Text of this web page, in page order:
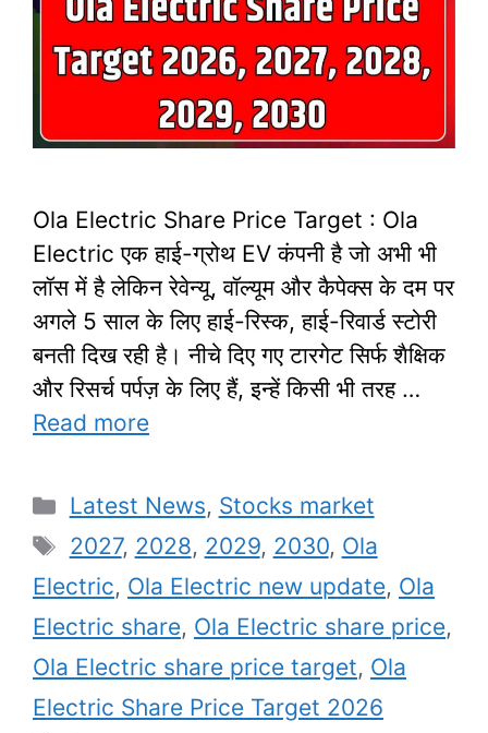
Ola Electric Share Price Target : Ola
Electric एक हाई-ग्रोथ EV कंपनी है जो अभी भी
लॉस में है लेकिन रेवेन्यू, वॉल्यूम और कैपेक्स के दम पर
अगले 5 साल के लिए हाई-रिस्क, हाई-रिवार्ड स्टोरी
बनती दिख रही है। नीचे दिए गए टारगेट सिर्फ शैक्षिक
और रिसर्च पर्पज़ के लिए हैं, इन्हें किसी भी तरह …
Read more
Categories
Latest News, Stocks market
Tags
2027, 2028, 2029, 2030, Ola
Electric, Ola Electric new update, Ola
Electric share, Ola Electric share price,
Ola Electric share price target, Ola
Electric Share Price Target 2026